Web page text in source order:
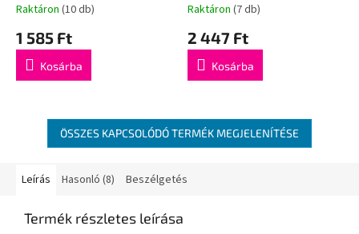
Raktáron (10 db)
1 585 Ft
Kosárba
Raktáron (7 db)
2 447 Ft
Kosárba
ÖSSZES KAPCSOLÓDÓ TERMÉK MEGJELENÍTÉSE
Leírás Hasonló (8) Beszélgetés
Termék részletes leírása